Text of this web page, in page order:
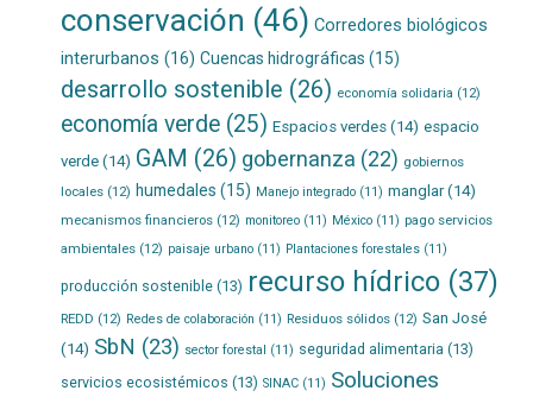
conservación (46) Corredores biológicos
interurbanos (16) Cuencas hidrográficas (15)
desarrollo sostenible (26) economía solidaria (12)
economía verde(25) Espacios verdes(14) espacio
verde(14) GAM (26) gobernanza (22) gobiernos
locales(12) humedales (15) Manejo integrado(11) manglar(14)
mecanismos financieros(12) monitoreo(11) México(11) pago servicios
ambientales(12) paisaje urbano(11) Plantaciones forestales(11)
producción sostenible(13) recurso hídrico(37)
REDD (12) Redes de colaboración (11) Residuos sólidos(12) San José
(14) SbN (23) sector forestal (11) seguridad alimentaria (13)
servicios ecosistémicos (13) SINAC(11) Soluciones